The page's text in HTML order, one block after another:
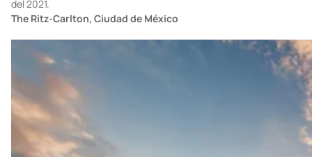
favorito para dejar atrás el estrés y disfrutar de unas
extraordinarias vacaciones. Al hospedarte en este hotel,
podrás crear una conexión con la naturaleza y disfrutar de todo lo
que México tiene que ofrecer. Se espera su apertura para finales
The Ritz-Carlton, Ciudad de México